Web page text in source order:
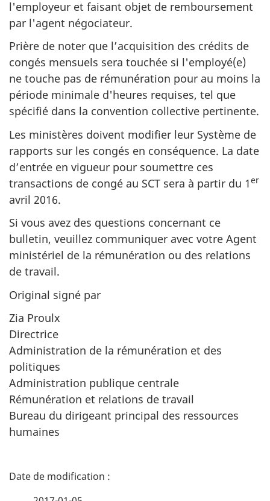
l'employeur et faisant objet de remboursement
par l'agent négociateur.
Prière de noter que l’acquisition des crédits de
congés mensuels sera touchée si l'employé(e)
ne touche pas de rémunération pour au moins la
période minimale d'heures requises, tel que
spécifié dans la convention collective pertinente.
Les ministères doivent modifier leur Système de
rapports sur les congés en conséquence. La date
d’entrée en vigueur pour soumettre ces
transactions de congé au SCT sera à partir du 1er
avril 2016.
Si vous avez des questions concernant ce
bulletin, veuillez communiquer avec votre Agent
ministériel de la rémunération ou des relations
de travail.
Original signé par
Zia Proulx
Directrice
Administration de la rémunération et des
politiques
Administration publique centrale
Rémunération et relations de travail
Bureau du dirigeant principal des ressources
humaines
D